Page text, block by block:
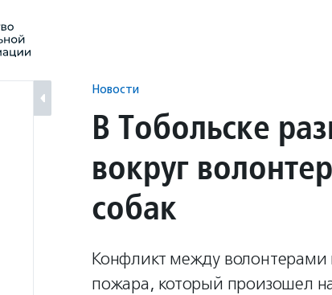
Новости
В Тобольске
вокруг
собак
Конфликт между волонтерами
пожара, который произошел